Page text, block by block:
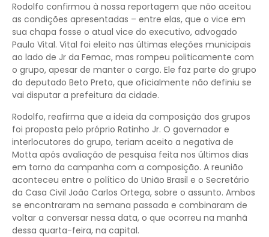
Rodolfo confirmou à nossa reportagem que não aceitou
as condições apresentadas – entre elas, que o vice em
sua chapa fosse o atual vice do executivo, advogado
Paulo Vital. Vital foi eleito nas últimas eleções municipais
ao lado de Jr da Femac, mas rompeu politicamente com
o grupo, apesar de manter o cargo. Ele faz parte do grupo
do deputado Beto Preto, que oficialmente não definiu se
vai disputar a prefeitura da cidade.
Rodolfo, reafirma que a ideia da composição dos grupos
foi proposta pelo próprio Ratinho Jr. O governador e
interlocutores do grupo, teriam aceito a negativa de
Motta após avaliação de pesquisa feita nos últimos dias
em torno da campanha com a composição. A reunião
aconteceu entre o político do União Brasil e o Secretário
da Casa Civil João Carlos Ortega, sobre o assunto. Ambos
se encontraram na semana passada e combinaram de
voltar a conversar nessa data, o que ocorreu na manhã
dessa quarta-feira, na capital.